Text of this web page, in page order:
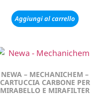
Aggiungi al carrello
NEWA – MECHANICHEM –
CARTUCCIA CARBONE PER
MIRABELLO E MIRAFILTER